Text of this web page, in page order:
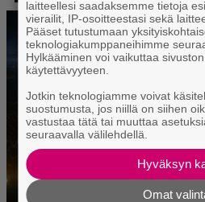
laitteellesi saadaksemme tietoja
vierailit, IP-osoitteestasi sekä
Pääset tutustumaan
teknologiakumppaneihimme
Hylkääminen voi vaikuttaa
käytettävyyteen.
Jotkin teknologiamme voivat
suostumusta, jos niillä on siihen
vastustaa tätä tai muuttaa
seuraavalla välilehdellä.
Hyväksyn
Omat